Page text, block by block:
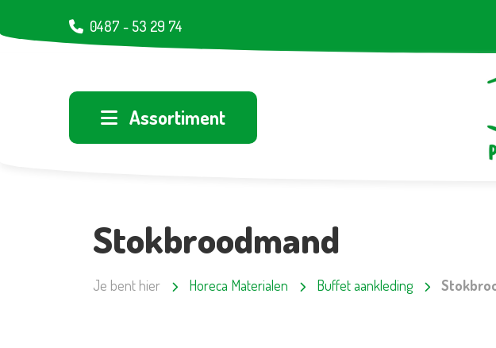
0487 - 53 29 74
Assortiment
Stokbroodmand
Je bent hier Horeca Materialen Buffet aankleding